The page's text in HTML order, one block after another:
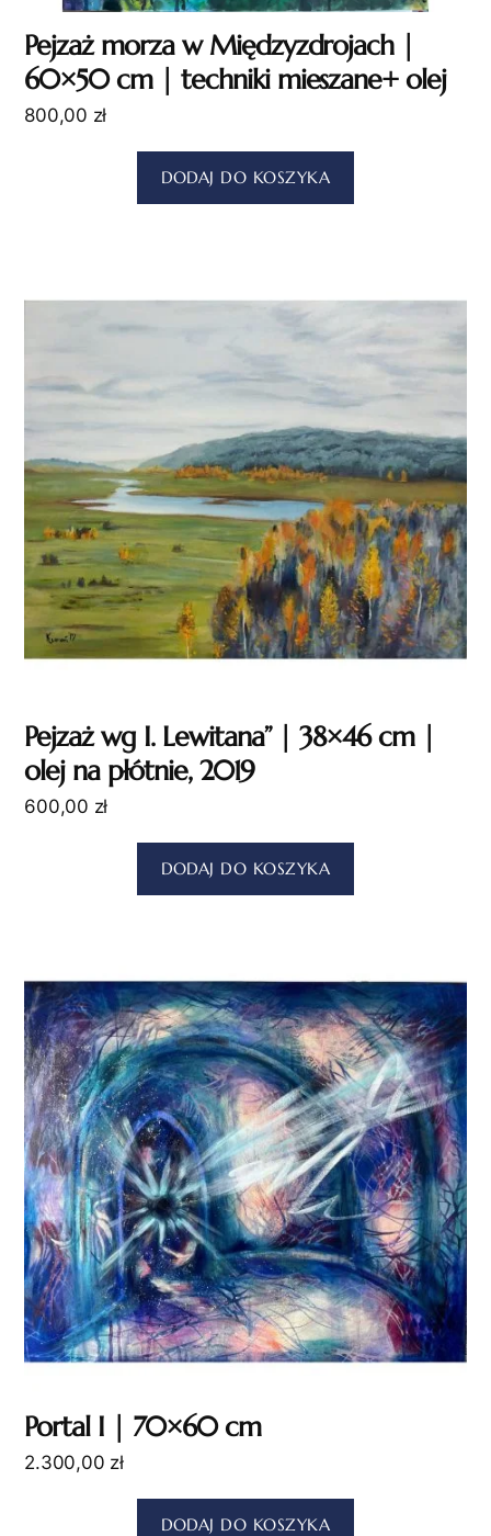
Pejzaż morza w Międzyzdrojach |
60×50 cm | techniki mieszane+ olej
800,00 zł
DODAJ DO KOSZYKA
Pejzaż wg I. Lewitana” | 38×46 cm |
olej na płótnie, 2019
600,00 zł
DODAJ DO KOSZYKA
Portal I | 70×60 cm
2.300,00 zł
DODAJ DO KOSZYKA